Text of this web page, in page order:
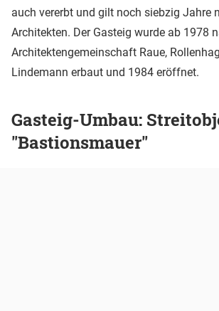
auch vererbt und gilt noch siebzig Jahre
Architekten. Der Gasteig wurde ab 1978
Architektengemeinschaft Raue,
Lindemann erbaut und 1984 eröffnet.
Gasteig-Umbau:
"Bastionsmauer"